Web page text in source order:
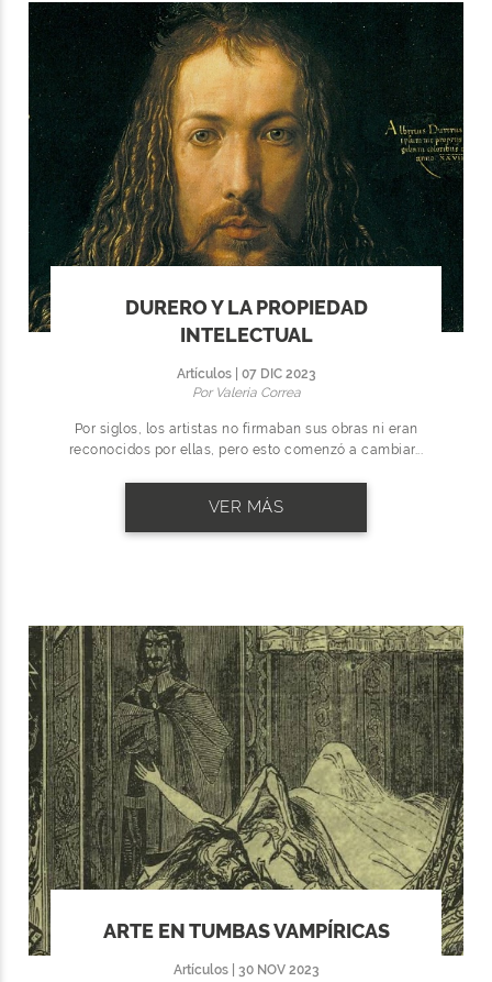
DURERO Y LA PROPIEDAD
INTELECTUAL
Artículos | 07 DIC 2023
Por Valeria Correa
Por siglos, los artistas no firmaban sus obras ni eran
reconocidos por ellas, pero esto comenzó a cambiar...
VER MÁS
ARTE EN TUMBAS VAMPÍRICAS
Artículos | 30 NOV 2023